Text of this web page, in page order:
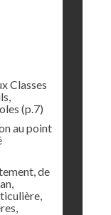
Classes
(p.7)
au point
de